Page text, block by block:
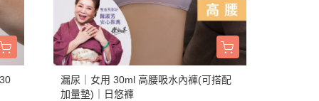
漏尿｜女用 30ml 高腰吸水內褲(可搭配
加量墊)｜日悠褲